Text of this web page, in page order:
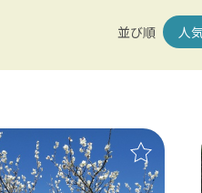
東葛飾
北総
小江戸
並び順 人